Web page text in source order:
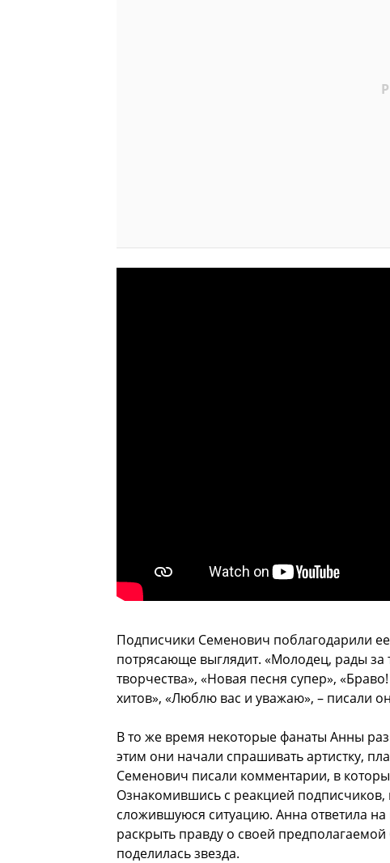
Подписчики Семенович поблагодарили
потрясающе выглядит. «Молодец, рады
творчества», «Новая песня супер»,
хитов», «Люблю вас и уважаю», – писали
В то же время некоторые фанаты Анны
этим они начали спрашивать артистку,
Семенович писали комментарии, в
Ознакомившись с реакцией
сложившуюся ситуацию. Анна ответила
раскрыть правду о своей
поделилась звезда.